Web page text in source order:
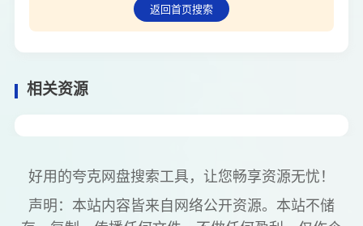
返回首页搜索
相关资源
好用的夸克网盘搜索工具，让您畅享资源无忧！
声明：本站内容皆来自网络公开资源。本站不储